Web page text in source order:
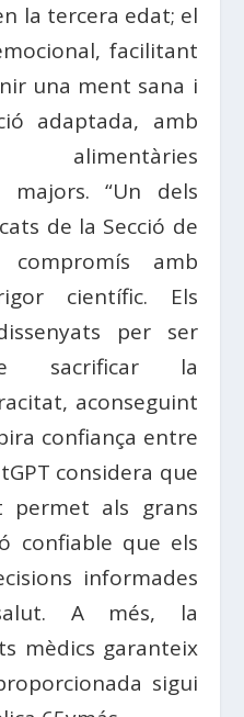
la tercera edat; el
facilitant
una ment sana i
adaptada, amb
alimentàries
majors. “Un dels
de la Secció de
amb
científic. Els
per ser
sacrificar la
aconseguint
confiança entre
considera que
permet als grans
confiable que els
informades
A més, la
mèdics garanteix
sigui